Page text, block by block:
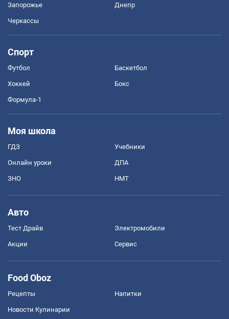
Запорожье Днепр
Черкассы
Спорт
Футбол Баскетбол
Хоккей Бокс
Формула-1
Моя школа
ГДЗ Учебники
Онлайн уроки ДПА
ЗНО НМТ
Авто
Тест Драйв Электромобили
Акции Сервис
Food Oboz
Рецепты Напитки
Новости Кулинарии